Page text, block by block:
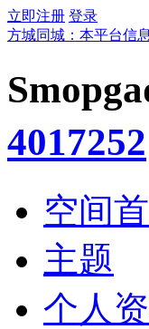
立即注册 登录
方城同城：本平台信
4017252
空间
主题
个人